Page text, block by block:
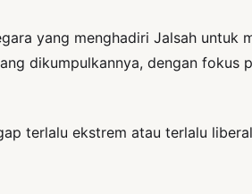
yang menghadiri Jalsah untuk
dikumpulkannya, dengan fokus
terlalu ekstrem atau terlalu